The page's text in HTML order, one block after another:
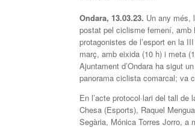
Ondara, 13.03.23. Un any més,
postat pel ciclisme femení, amb
protagonistes de l’esport en la
març, amb eixida (10 h) i meta
Ajuntament d’Ondara ha sigut
panorama ciclista comarcal; va
En l’acte protocol·lari del tall
Chesa (Esports), Raquel
Segària, Mónica Torres Jorro, a